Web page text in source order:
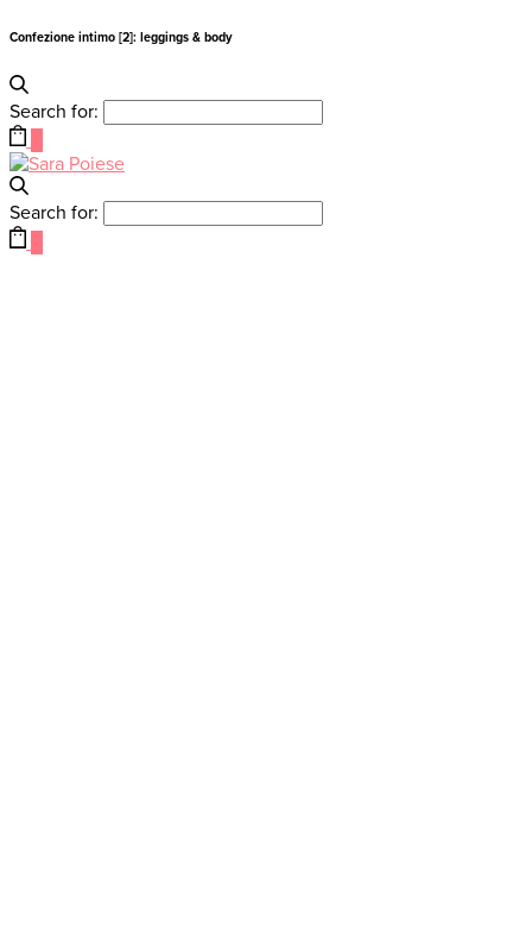
Confezione intimo [2]: leggings & body
Search for:
Search for: